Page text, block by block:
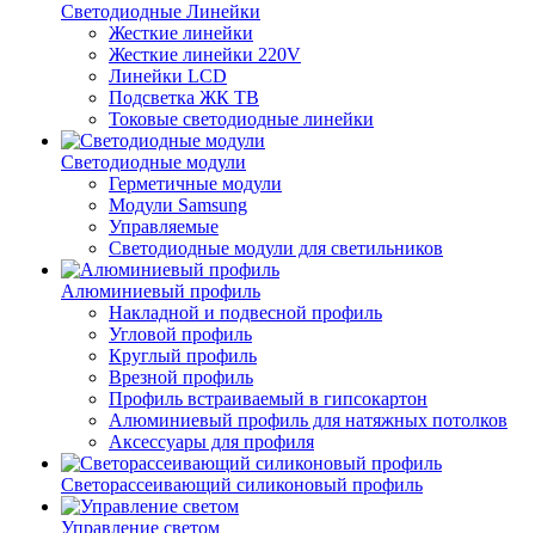
Светодиодные Линейки
Жесткие линейки
Жесткие линейки 220V
Линейки LCD
Подсветка ЖК ТВ
Токовые светодиодные линейки
Светодиодные модули
Герметичные модули
Модули Samsung
Управляемые
Светодиодные модули для светильников
Алюминиевый профиль
Накладной и подвесной профиль
Угловой профиль
Круглый профиль
Врезной профиль
Профиль встраиваемый в гипсокартон
Алюминиевый профиль для натяжных потолков
Аксессуары для профиля
Светорассеивающий силиконовый профиль
Управление светом